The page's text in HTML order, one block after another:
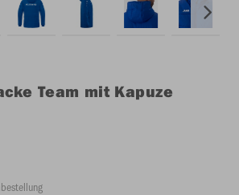
Team mit Kapuze